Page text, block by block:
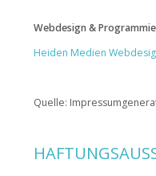
Webdesign &
Heiden Medien
Quelle: